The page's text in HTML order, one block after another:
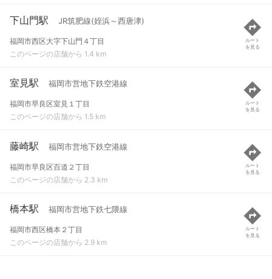
下山門駅 JR筑肥線(姪浜～西唐津)
福岡市西区大字下山門４丁目
このページの店舗から 1.4 km
ルート
を見る
室見駅 福岡市営地下鉄空港線
福岡市早良区室見１丁目
このページの店舗から 1.5 km
ルート
を見る
藤崎駅 福岡市営地下鉄空港線
福岡市早良区百道２丁目
このページの店舗から 2.3 km
ルート
を見る
橋本駅 福岡市営地下鉄七隈線
福岡市西区橋本２丁目
このページの店舗から 2.9 km
ルート
を見る